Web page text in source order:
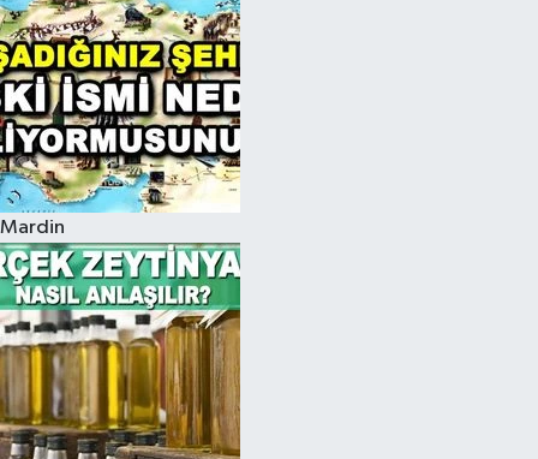
Mardin
EKONOMİ
YAŞAM